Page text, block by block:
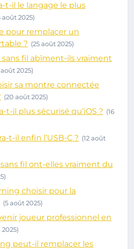
t-il le langage le plus
août 2025)
pour remplacer un
? (25 août 2025)
sans fil abîment-ils vraiment
août 2025)
sa montre connectée
(20 août 2025)
t-il plus sécurisé qu’iOS ? (16
t-il enfin l’USB-C ? (12 août
fil ont-elles vraiment du
choisir pour la
(5 août 2025)
joueur professionnel en
2025)
peut-il remplacer les